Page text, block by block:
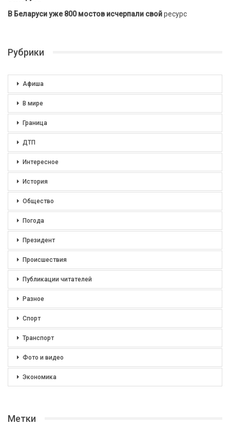
В Беларуси уже 800 мостов исчерпали свойресурс
Рубрики
Афиша
В мире
Граница
ДТП
Интересное
История
Общество
Погода
Президент
Происшествия
Публикации читателей
Разное
Спорт
Транспорт
Фото и видео
Экономика
Метки